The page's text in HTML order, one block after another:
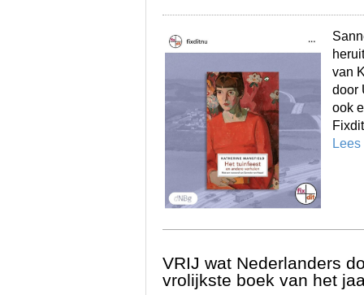
van
door
ook
VRIJ wat Nederlanders
vrolijkste boek van het